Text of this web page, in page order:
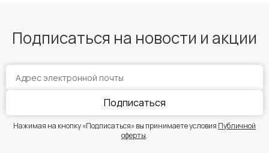
Подписаться на новости и акции
Подписаться
Нажимая на кнопку «Подписаться» вы принимаете условия Публичной
оферты.